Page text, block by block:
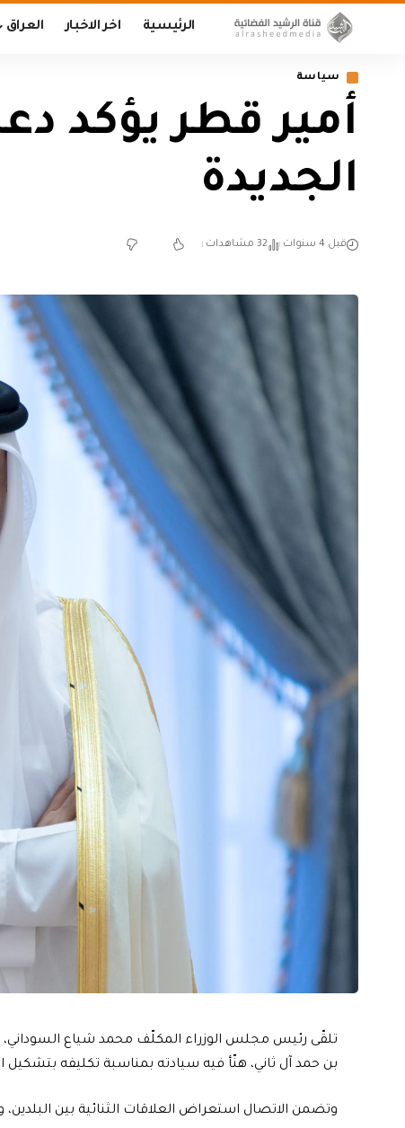
الرئيسية اخر الاخبار العراق
سياسة
أمير قطر يؤكد
الجديدة
قبل 4 سنوات 32 مشاهدات
تلقّى رئيس مجلس الوزراء المكلّف محمد شياع السوداني،
بن حمد آل ثاني، هنّأ فيه سيادته بمناسبة تكليفه بتشكيل
وتضمن الاتصال استعراض العلاقات الثنائية بين